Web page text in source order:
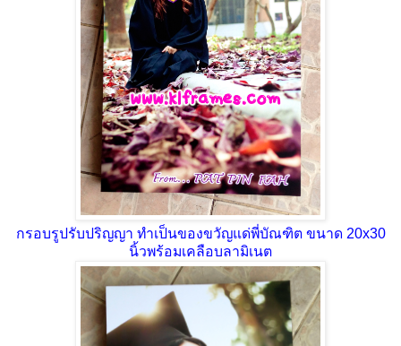
กรอบรูปรับปริญญา ทำเป็นของขวัญแด่พี่บัณฑิต ขนาด 20x30
นิ้วพร้อมเคลือบลามิเนต